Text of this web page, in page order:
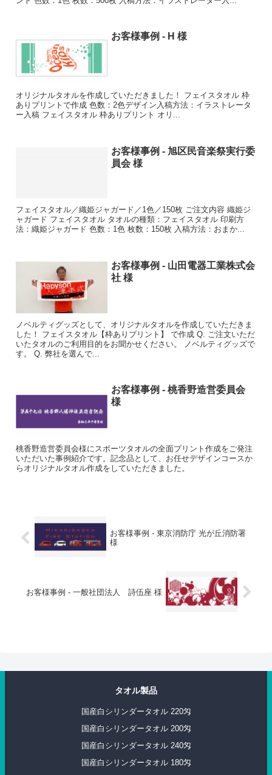
お客様事例 - H 様
オリジナルタオルを作成していただきました！ フェイスタオル 枠
ありプリントで作成 色数：2色デザイン入稿方法：イラストレータ
ー入稿 フェイスタオル 枠ありプリント オリ...
お客様事例 - 旭区民音楽祭実行委
員会 様
フェイスタオル／織姫ジャガード／1色／150枚 ご注文内容 織姫ジ
ャガード フェイスタオル タオルの種類：フェイスタオル 印刷方
法：織姫ジャガード 色数：1色 枚数：150枚 入稿方法：おまか...
お客様事例 - 山田電器工業株式会
社 様
ノベルティグッズとして、オリジナルタオルを作成していただきま
した！ フェイスタオル【枠ありプリント】 で作成 Q. ご注文いただ
いたタオルのご利用目的をお聞かせください。 ノベルティグッズで
す。 Q. 弊社を選んで...
お客様事例 - 桃香野造営委員会
様
桃香野造営委員会様にスポーツタオルの全面プリント作成をご発注
いただいた事例紹介です。記念品として、お任せデザインコースか
らオリジナルタオル作成をしていただきました。
お客様事例 - 東京消防庁 光が丘消防署
様
お客様事例 - 一般社団法人 詩伍座 様
タオル製品
国産白シリンダータオル 220匁
国産白シリンダータオル 200匁
国産白シリンダータオル 240匁
国産白シリンダータオル 180匁